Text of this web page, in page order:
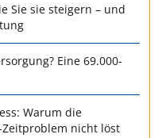
Sie sie steigern – und
Eine 69.000-
Warum die
nicht löst